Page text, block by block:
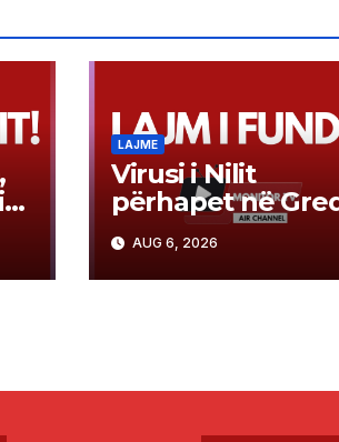
LAJME
Virusi i Nilit
përhapet në
dhjetëra të
dhe gjashtë
AUG 6, 2026